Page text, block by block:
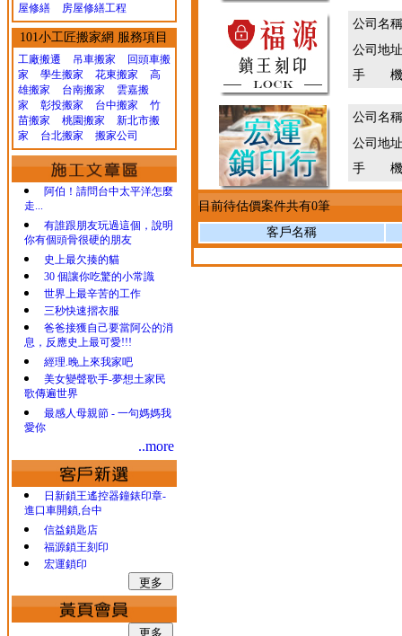
屋修繕
房屋修繕工程
101小工匠搬家網 服務項目
工廠搬遷 吊車搬家
回頭車搬
家
學生搬家 花東搬家
高
雄搬家
台南搬家
雲嘉搬
家
彰投搬家 台中搬家
竹
苗搬家
桃園搬家
新北市搬
家
台北搬家 搬家公司
阿伯！請問台中太平洋怎麼
走...
有誰跟朋友玩過這個，說明
你有個頭骨很硬的朋友
史上最欠揍的貓
30 個讓你吃驚的小常識
世界上最辛苦的工作
三秒快速摺衣服
爸爸接獲自己要當阿公的消
息，反應史上最可愛!!!
經理.晚上來我家吧
美女變聲歌手-夢想土家民
歌傳遍世界
最感人母親節 - 一句媽媽我
愛你
..more
日新鎖王遙控器鐘錶印章-
進口車開鎖,台中
信益鎖匙店
福源鎖王刻印
宏運鎖印
公司名
公司地
手 機
公司名
公司地
手 機
目前待估價案件共有0筆
客戶名稱